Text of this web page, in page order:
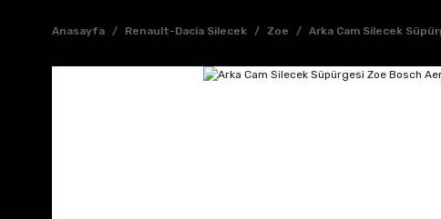
Anasayfa Renault-Dacia Silecek Zoe Arka Cam Silecek